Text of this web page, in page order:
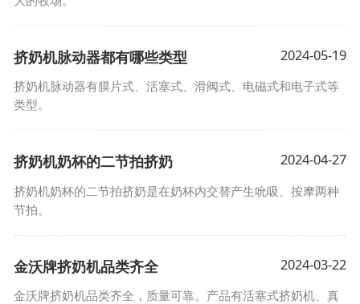
挤奶机脉动器都有哪些类型 2024-05-19
挤奶机脉动器有膜片式、活塞式、滑阀式、电磁式和电子式等
类型。
挤奶机奶杯的二节拍挤奶 2024-04-27
挤奶机奶杯的二节拍挤奶是在奶杯内交替产生吮吸、按摩两种
节拍。
金沃牌挤奶机品类齐全 2024-03-22
金沃牌挤奶机品类齐全，质量可靠。产品有活塞式挤奶机、真